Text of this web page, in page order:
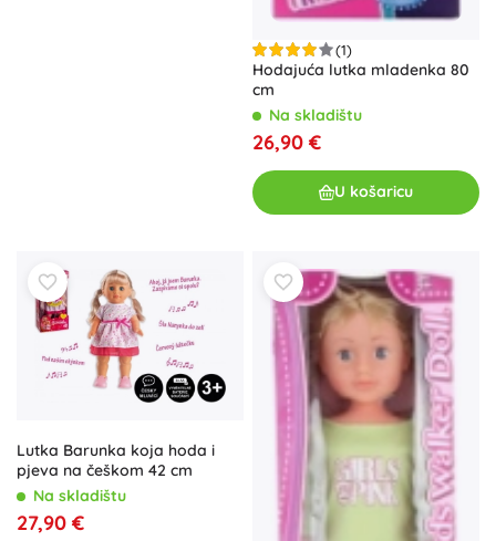
(1)
Hodajuća lutka mladenka 80
cm
Na skladištu
26,90 €
U košaricu
Lutka Barunka koja hoda i
pjeva na češkom 42 cm
Na skladištu
27,90 €